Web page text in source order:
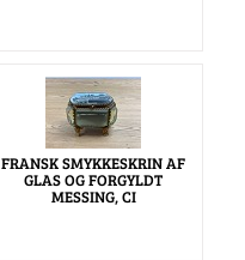
FRANSK SMYKKESKRIN AF
GLAS OG FORGYLDT
MESSING, CI